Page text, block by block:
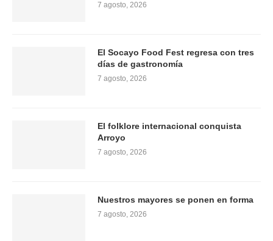
7 agosto, 2026
El Socayo Food Fest regresa con tres
días de gastronomía
7 agosto, 2026
El folklore internacional conquista
Arroyo
7 agosto, 2026
Nuestros mayores se ponen en forma
7 agosto, 2026